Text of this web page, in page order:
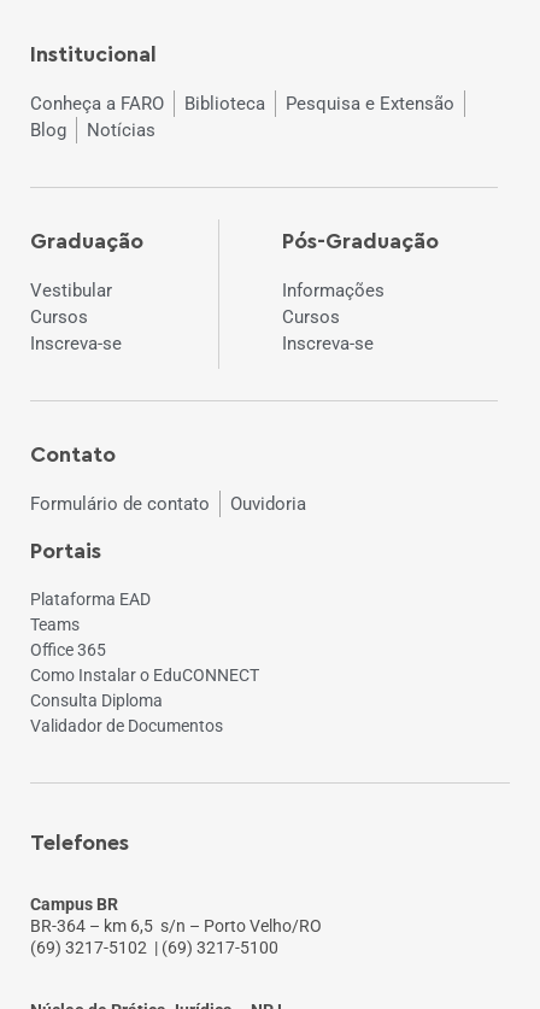
Institucional
Conheça a FARO Biblioteca
Pesquisa e Extensão
Blog
Notícias
Graduação
Vestibular
Cursos
Inscreva-se
Pós-Graduação
Informações
Cursos
Inscreva-se
Contato
Formulário de contato Ouvidoria
Portais
Plataforma EAD
Teams
Office 365
Como Instalar o EduCONNECT
Consulta Diploma
Validador de Documentos
Telefones
Campus BR
BR-364 – km 6,5 s/n – Porto Velho/RO
(69) 3217-5102 | (69) 3217-5100